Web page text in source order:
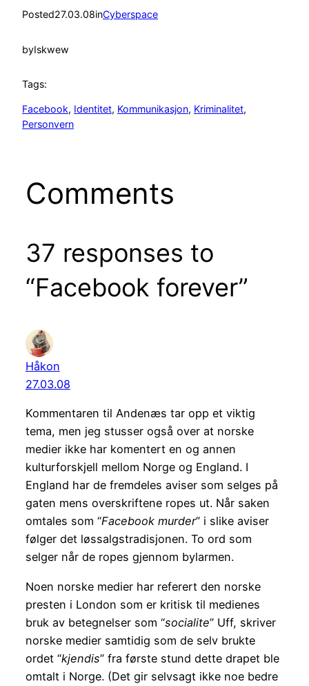
Posted27.03.08inCyberspace
byIskwew
Tags:
Facebook, Identitet, Kommunikasjon, Kriminalitet
Personvern
Comments
37 responses to
“Facebook forever”
Håkon
27.03.08
Kommentaren til Andenæs tar opp et viktig
tema, men jeg stusser også over at norske
medier ikke har komentert en og annen
kulturforskjell mellom Norge og England. I
England har de fremdeles aviser som selges på
gaten mens overskriftene ropes ut. Når saken
omtales som “Facebook murder” i slike aviser
følger det løssalgstradisjonen. To ord som
selger når de ropes gjennom bylarmen.
Noen norske medier har referert den norske
presten i London som er kritisk til medienes
bruk av betegnelser som “socialite” Uff, skriver
norske medier samtidig som de selv brukte
ordet “kjendis” fra første stund dette drapet ble
omtalt i Norge. (Det gir selvsagt ikke noe bedre